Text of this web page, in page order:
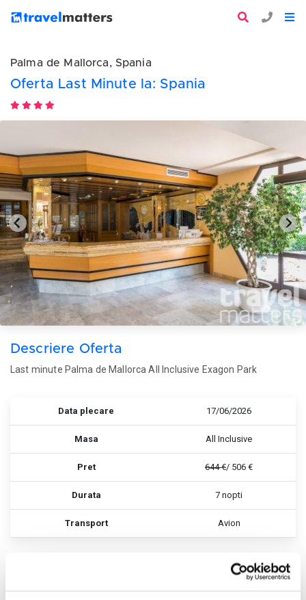
Palma de Mallorca, Spania
Oferta Last Minute la: Spania
Descriere Oferta
Last minute Palma de Mallorca All Inclusive Exagon Park
Data plecare 17/06/2026
Masa All Inclusive
Pret 644 €/ 506 €
Durata 7 nopti
Transport Avion